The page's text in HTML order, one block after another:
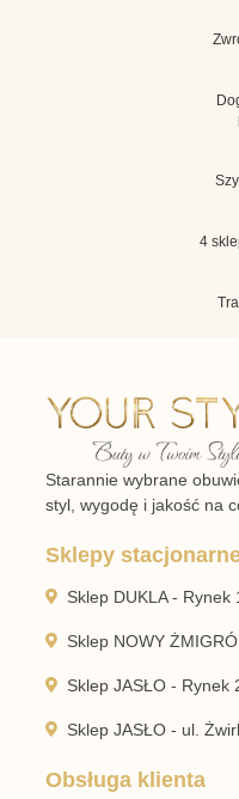
4
Starannie wybrane
styl, wygodę i jakość na
Sklepy
Sklep DUKLA - Rynek
Sklep NOWY
Sklep JASŁO - Rynek
Sklep JASŁO - ul.
Obsługa klienta